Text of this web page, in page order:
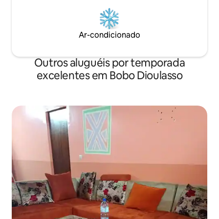
Ar-condicionado
Outros aluguéis por temporada
excelentes em Bobo Dioulasso